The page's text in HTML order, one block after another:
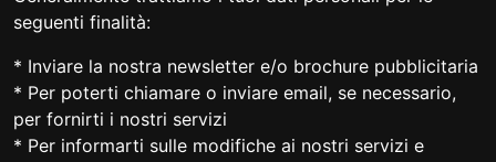
seguenti finalità:
* Inviare la nostra newsletter e/o brochure pubblicitaria
* Per poterti chiamare o inviare email, se necessario,
per fornirti i nostri servizi
* Per informarti sulle modifiche ai nostri servizi e